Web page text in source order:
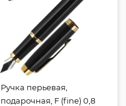
Ручка перьевая,
подарочная, F (fine) 0,8